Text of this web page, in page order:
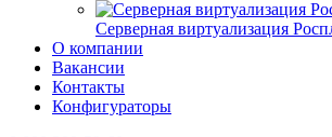
Серверная виртуализация
О компании
Вакансии
Контакты
Конфигураторы